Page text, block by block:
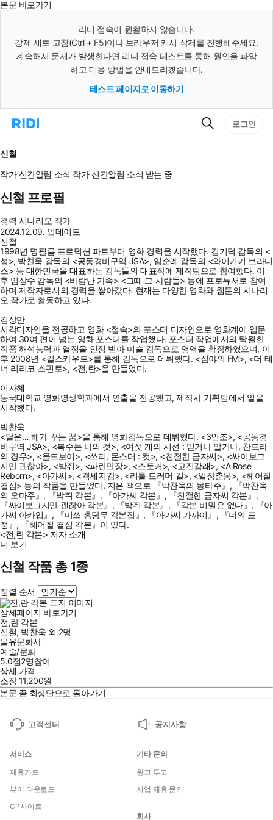
본문 바로가기
리디 접속이 원활하지 않습니다.
강제 새로 고침(Ctrl + F5)이나 브라우저 캐시 삭제를 진행해주세요.
계속해서 문제가 발생한다면 리디 접속 테스트를 통해 원인을 파악
하고 대응 방법을 안내드리겠습니다.
테스트 페이지로 이동하기
리
으
로
이
동
검
로그인
신철
작가 신간알림 소식 작가 신간알림 소식 받는 중
신철 프로필
경력 시나리오 작가
2024.12.09. 업데이트
신철
1998년 명필름 프로덕션 파트부터 영화 경력을 시작했다. 김기덕 감독의 <
섬>, 박찬욱 감독의 <공동경비구역 JSA>, 임순례 감독의 <와이키키 브라더
스> 등 대한민국을 대표하는 감독들의 대표작에 제작팀으로 참여했다. 이
후 임상수 감독의 <바람난 가족> <그때 그 사람들> 등에 프로듀서로 참여
하며 제작자로서의 경력을 쌓아갔다. 현재는 다양한 영화와 웹툰의 시나리
오 작가로 활동하고 있다.
김상만
시각디자인을 전공하고 영화 <접속>의 포스터 디자인으로 영화계에 입문
하여 30여 편이 넘는 영화 포스터를 작업했다. 포스터 작업에서의 탁월한
작품 해석능력과 열정을 인정 받아 미술 감독으로 영역을 확장하였으며, 이
후 2008년 <걸스카우트>를 통해 감독으로 데뷔했다. <심야의 FM>, <더 테
너 리리코 스핀토>, <전,란>을 만들었다.
이자혜
동국대학교 영화영상학과에서 연출을 전공했고, 제작사 기획팀에서 일을
시작했다.
박찬욱
<달은… 해가 꾸는 꿈>을 통해 영화감독으로 데뷔했다. <3인조>, <공동경
비구역 JSA>, <복수는 나의 것>, <여섯 개의 시선 : 믿거나 말거나, 찬드라
의 경우>, <올드보이>, <쓰리, 몬스터 : 컷>, <친절한 금자씨>, <싸이보그
지만 괜찮아>, <박쥐>, <파란만장>, <스토커>, <고진감래>, <A Rose
Reborn>, <아가씨>, <격세지감>, <리틀 드러머 걸>, <일장춘몽>, <헤어질
결심> 등의 작품을 만들었다. 지은 책으로 『박찬욱의 몽타주』, 『박찬욱
의 오마주』, 『박쥐 각본』, 『아가씨 각본』, 『친절한 금자씨 각본』,
『싸이보그지만 괜찮아 각본』, 『박쥐 각본』, 『각본 비밀은 없다』, 『아
가씨 아카입』, 『미쓰 홍당무 각본집』, 『아가씨 가까이』, 『너의 표
정』, 『헤어질 결심 각본』이 있다.
<전,란 각본> 저자 소개
더 보기
신철 작품 총 1종
정렬 순서
상세페이지 바로가기
전,란 각본
신철, 박찬욱 외 2명
을유문화사
예술/문화
5.0점2명참여
상세 가격
소장11,200원
본문 끝 최상단으로 돌아가기
고객센터 공지사항
서비스
제휴카드
뷰어 다운로드
CP사이트
기타 문의
원고 투고
사업 제휴 문의
회사